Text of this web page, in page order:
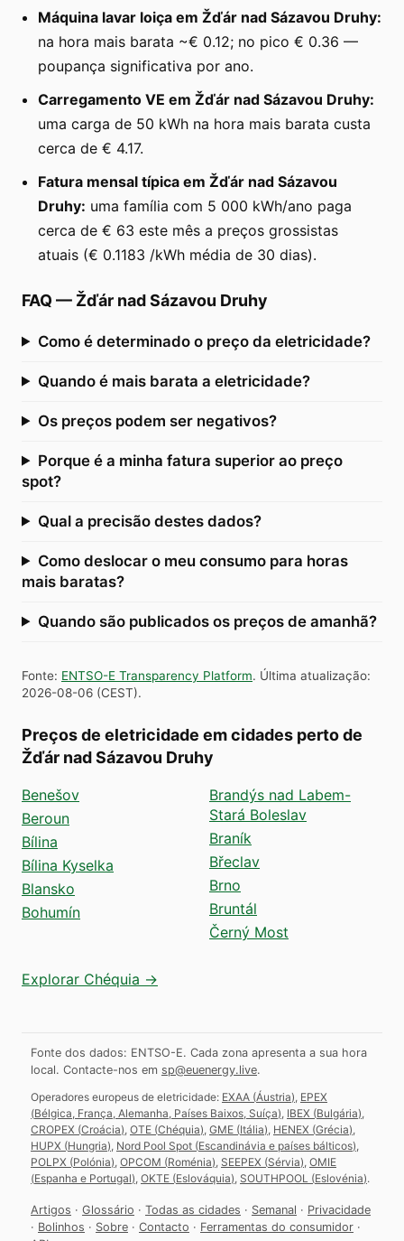
Máquina lavar loiça em Žďár nad Sázavou Druhy:
na hora mais barata ~€ 0.12; no pico € 0.36 —
poupança significativa por ano.
Carregamento VE em Žďár nad Sázavou Druhy:
uma carga de 50 kWh na hora mais barata custa
cerca de € 4.17.
Fatura mensal típica em Žďár nad Sázavou
Druhy: uma família com 5 000 kWh/ano paga
cerca de € 63 este mês a preços grossistas
atuais (€ 0.1183 /kWh média de 30 dias).
FAQ — Žďár nad Sázavou Druhy
Como é determinado o preço da eletricidade?
Quando é mais barata a eletricidade?
Os preços podem ser negativos?
Porque é a minha fatura superior ao preço
spot?
Qual a precisão destes dados?
Como deslocar o meu consumo para horas
mais baratas?
Quando são publicados os preços de amanhã?
Fonte: ENTSO-E Transparency Platform. Última atualização:
2026-08-06 (CEST).
Preços de eletricidade em cidades perto de
Žďár nad Sázavou Druhy
Benešov
Beroun
Bílina
Bílina Kyselka
Blansko
Bohumín
Brandýs nad Labem-
Stará Boleslav
Braník
Břeclav
Brno
Bruntál
Černý Most
Explorar Chéquia →
Fonte dos dados: ENTSO-E. Cada zona apresenta a sua hora
local. Contacte-nos em sp@euenergy.live.
Operadores europeus de eletricidade: EXAA (Áustria) EPEX
(Bélgica, França, Alemanha, Países Baixos, Suíça) IBEX (Bulgária)
CROPEX (Croácia) OTE (Chéquia) GME (Itália) HENEX (Grécia)
HUPX (Hungria) Nord Pool Spot (Escandinávia e países bálticos)
POLPX (Polónia) OPCOM (Roménia) SEEPEX (Sérvia) OMIE
(Espanha e Portugal) OKTE (Eslováquia) SOUTHPOOL (Eslovénia).
Artigos · Glossário · Todas as cidades · Semanal · Privacidade
· Bolinhos · Sobre · Contacto · Ferramentas do consumidor ·